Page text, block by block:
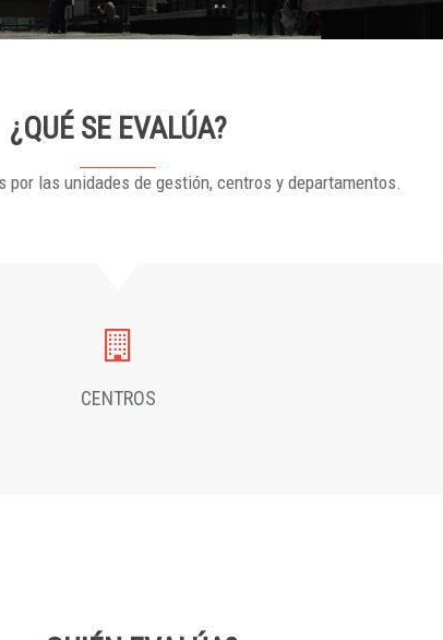
¿QUÉ SE EVALÚA?
por las unidades de gestión, centros y departamentos.
CENTROS